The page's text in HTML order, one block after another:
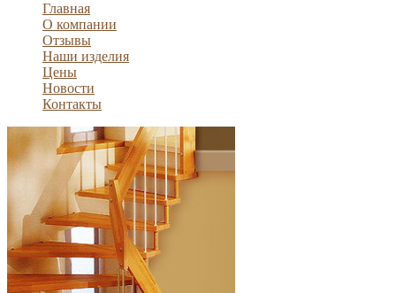
Главная
О компании
Отзывы
Наши изделия
Цены
Новости
Контакты